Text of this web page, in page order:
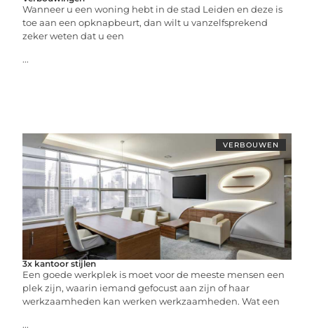
Wanneer u een woning hebt in de stad Leiden en deze is
toe aan een opknapbeurt, dan wilt u vanzelfsprekend
zeker weten dat u een
...
VERBOUWEN
3x kantoor stijlen
Een goede werkplek is moet voor de meeste mensen een
plek zijn, waarin iemand gefocust aan zijn of haar
werkzaamheden kan werken werkzaamheden. Wat een
...